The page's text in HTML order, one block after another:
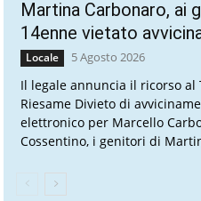
Martina Carbonaro, ai
14enne vietato
Locale 5 Agosto 2026
Il legale annuncia il ricorso al
Riesame Divieto di
elettronico per Marcello
Cossentino, i genitori di